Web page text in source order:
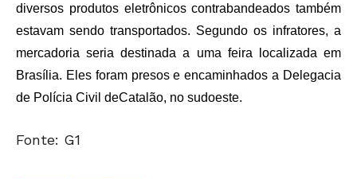
diversos produtos eletrônicos contrabandeados também
estavam sendo transportados. Segundo os infratores, a
mercadoria seria destinada a uma feira localizada em
Brasília. Eles foram presos e encaminhados a Delegacia
de Polícia Civil deCatalão, no sudoeste.
Fonte: G1